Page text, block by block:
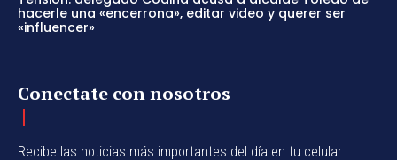
hacerle una «encerrona», editar video y querer ser
«influencer»
Conectate con nosotros
Recibe las noticias más importantes del día en tu celular